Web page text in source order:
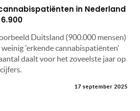
in Nederland
Duitsland (900.000 mensen)
'erkende cannabispatiënten'
daalt voor het zoveelste jaar op
17 september 2025